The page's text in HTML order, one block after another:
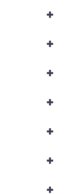
+
+
+
+
+
+
+